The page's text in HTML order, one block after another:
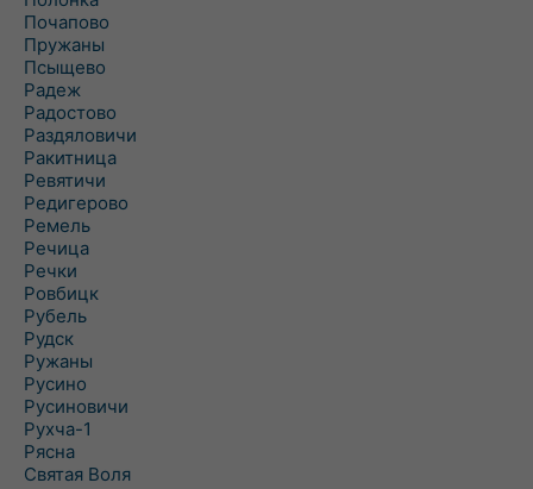
Почапово
Пружаны
Псыщево
Радеж
Радостово
Раздяловичи
Ракитница
Ревятичи
Редигерово
Ремель
Речица
Речки
Ровбицк
Рубель
Рудск
Ружаны
Русино
Русиновичи
Рухча-1
Рясна
Святая Воля